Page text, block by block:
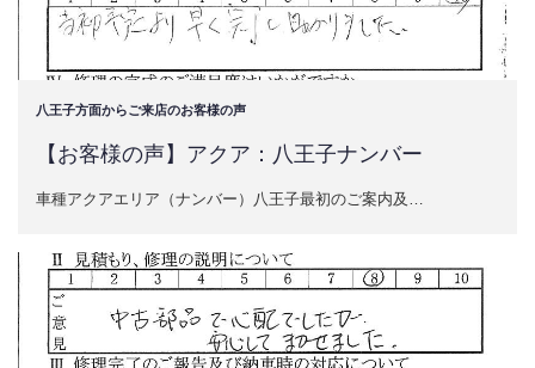
八王子方面からご来店のお客様の声
【お客様の声】アクア：八王子ナンバー
車種アクアエリア（ナンバー）八王子最初のご案内及…